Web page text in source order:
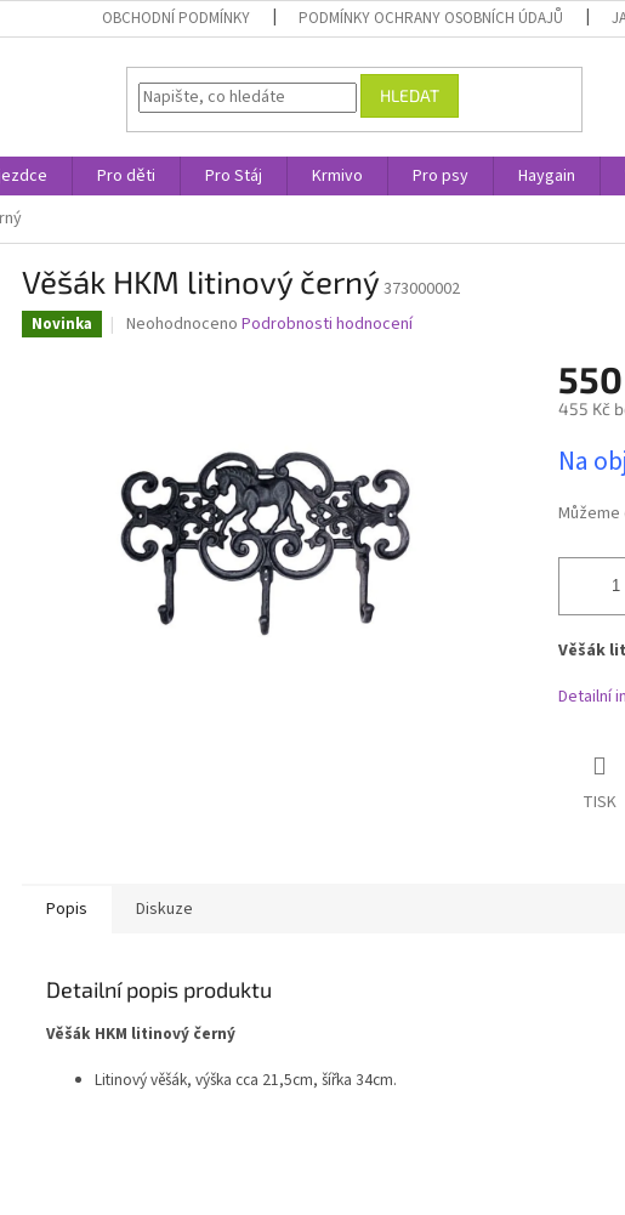
OBCHODNÍ PODMÍNKY PODMÍNKY OCHRANY OSOBNÍCH ÚDAJŮ
HLEDAT
Pro děti Pro Stáj Krmivo Pro psy Haygain
Věšák HKM litinový černý 373000002
Novinka
Průměrné
hvězdiček.
Neohodnoceno Podrobnosti hodnocení
455 Kč
cena:
Na
Věšák
Detailní
TISK
Popis Diskuze
Detailní popis produktu
Věšák HKM litinový černý
Litinový věšák, výška cca 21,5cm, šířka 34cm.